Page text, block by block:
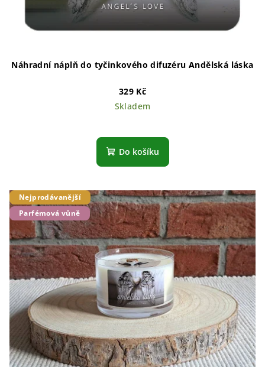
Náhradní náplň do tyčinkového difuzéru Andělská láska
329 Kč
Skladem
Do košíku
Nejprodávanější
Parfémová vůně